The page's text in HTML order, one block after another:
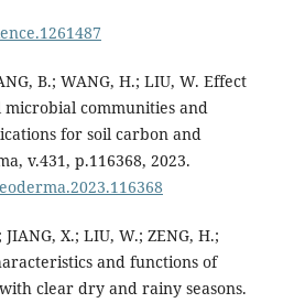
B.; WANG, H.; LIU, W. Effect
communities and
for soil carbon and
v.431, p.116368, 2023.
X.; LIU, W.; ZENG, H.;
and functions of
clear dry and rainy seasons.